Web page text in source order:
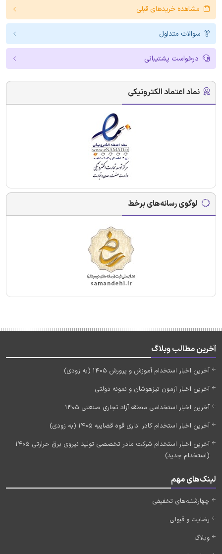
مشاهده خریدهای قبلی
سوالات متداول
درخواست پشتیبانی
نماد اعتماد الکترونیکی
لوگوی رسانه‌های برخط
آخرین مطالب وبلاگ
آخرین اخبار استخدام آموزش و پرورش 1405 (به زودی)
آخرین اخبار آزمون تیزهوشان و نمونه دولتی
آخرین اخبار استخدامی منطقه آزاد تجاری صنعتی 1405
آخرین اخبار استخدام کادر اداری قوه قضاییه 1405 (به زودی)
آخرین اخبار استخدام شرکت مادر تخصصی تولید نیروی برق حرارتی 1405
(استخدام جدید)
لینک‌های مهم
چهارشنبه‌های تخفیفی
رضایت و قبولی
وبلاگ